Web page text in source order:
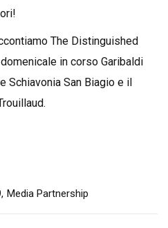
The Distinguished
in corso Garibaldi
Schiavonia San Biagio e il
Media Partnership